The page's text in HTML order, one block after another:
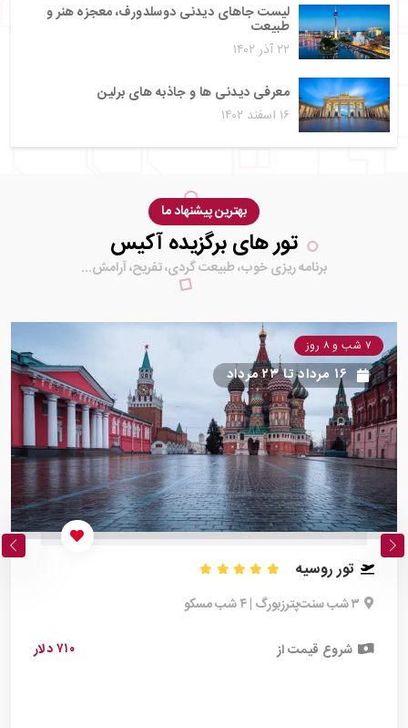
لیست جاهای دیدنی دوسلدورف، معجزه هنر و
طبیعت
۲۲ آذر ۱۴۰۲
معرفی دیدنی ها و جاذبه های برلین
۱۶ اسفند ۱۴۰۲
بهترین پیشنهاد ما
تور های برگزیده آکیس
برنامه ریزی خوب، طبیعت گردی، تفریح، آرامش...
۷ شب و ۸ روز
۱۶ مرداد تا۲۳ مرداد
تور روسیه
۳ شب سنت‌پترزبورگ | ۴ شب مسکو
شروع قیمت از ۷۱۰ دلار